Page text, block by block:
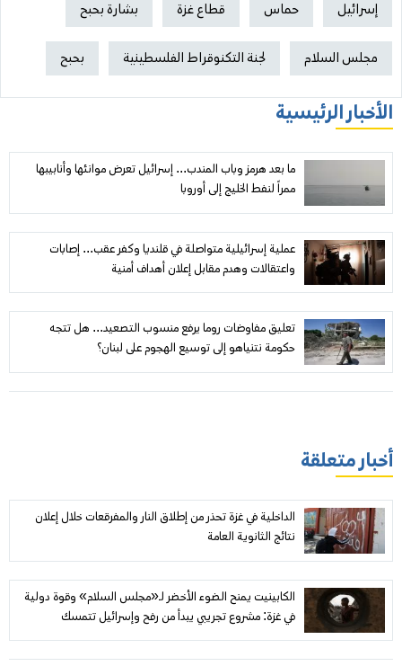
إسرائيل حماس قطاع غزة بشارة بحبح
مجلس السلام لجنة التكنوقراط الفلسطينية بحبح
الأخبار الرئيسية
ما بعد هرمز وباب المندب... إسرائيل تعرض موانئها وأنابيبها
ممراً لنفط الخليج إلى أوروبا
عملية إسرائيلية متواصلة في قلنديا وكفر عقب... إصابات
واعتقالات وهدم مقابل إعلان أهداف أمنية
تعليق مفاوضات روما يرفع منسوب التصعيد... هل تتجه
حكومة نتنياهو إلى توسيع الهجوم على لبنان؟
أخبار متعلقة
الداخلية في غزة تحذر من إطلاق النار والمفرقعات خلال إعلان
نتائج الثانوية العامة
الكابينيت يمنح الضوء الأخضر لـ«مجلس السلام» وقوة دولية
في غزة: مشروع تجريبي يبدأ من رفح وإسرائيل تتمسك
بالسيطرة وشرط نزع السلاح